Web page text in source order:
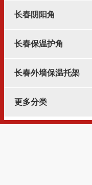
长春阴阳角
长春保温护角
长春外墙保温托架
更多分类